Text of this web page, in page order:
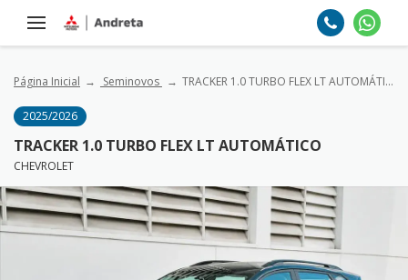
Página Inicial Seminovos TRACKER 1.0 TURBO FLEX LT AUTOMÁTICO
2025/2026
TRACKER 1.0 TURBO FLEX LT AUTOMÁTICO
CHEVROLET